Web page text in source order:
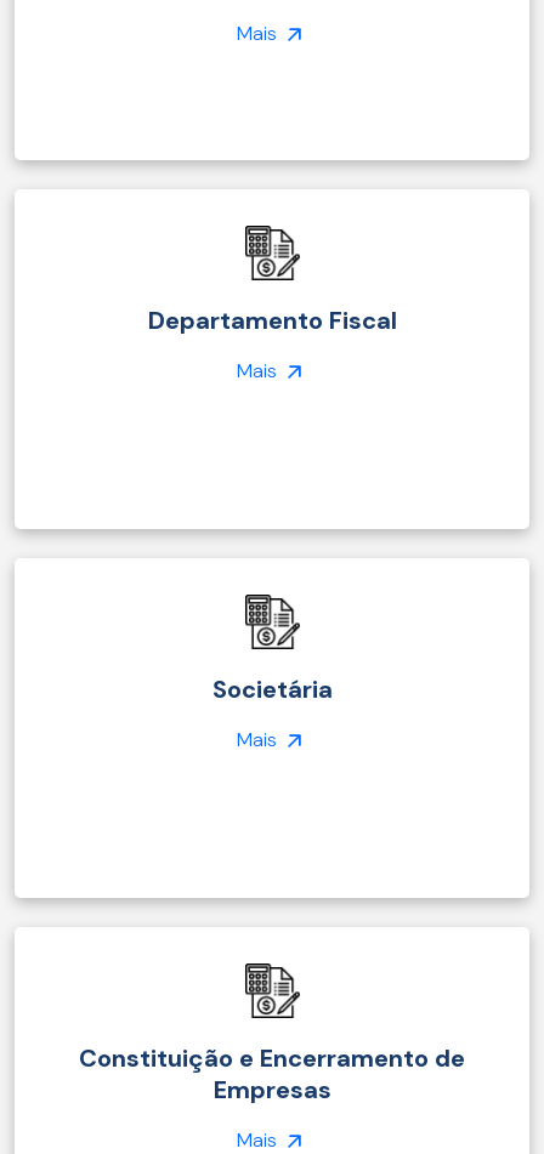
Mais
Departamento Fiscal
Mais
Societária
Mais
Constituição e Encerramento de
Empresas
Mais